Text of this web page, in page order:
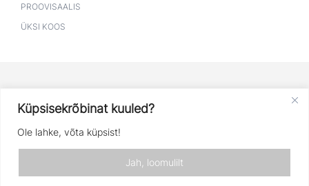
Küpsisekrõbinat kuuled?
Ole lahke, võta küpsist!
Jah, loomulilt
PROOVISAALIS
ÜKSI KOOS
© 2026 Haapsalu Teatristuudio.